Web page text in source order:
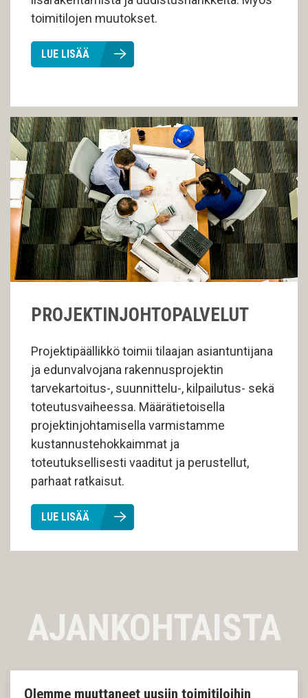
toimitilojen muutokset.
LUE LISÄÄ
PROJEKTINJOHTOPALVELUT
Projektipäällikkö toimii tilaajan asiantuntijana
ja edunvalvojana rakennusprojektin
tarvekartoitus-, suunnittelu-, kilpailutus- sekä
toteutusvaiheessa. Määrätietoisella
projektinjohtamisella varmistamme
kustannustehokkaimmat ja
toteutuksellisesti vaaditut ja perustellut,
parhaat ratkaisut.
LUE LISÄÄ
AJANKOHTAISTA
Olemme muuttaneet uusiin toimitiloihin